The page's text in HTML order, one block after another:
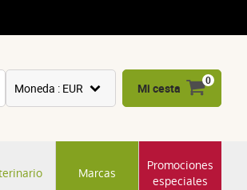
Marcas
Promociones
especiales
Moneda : EUR
CNY
Mi cesta
0